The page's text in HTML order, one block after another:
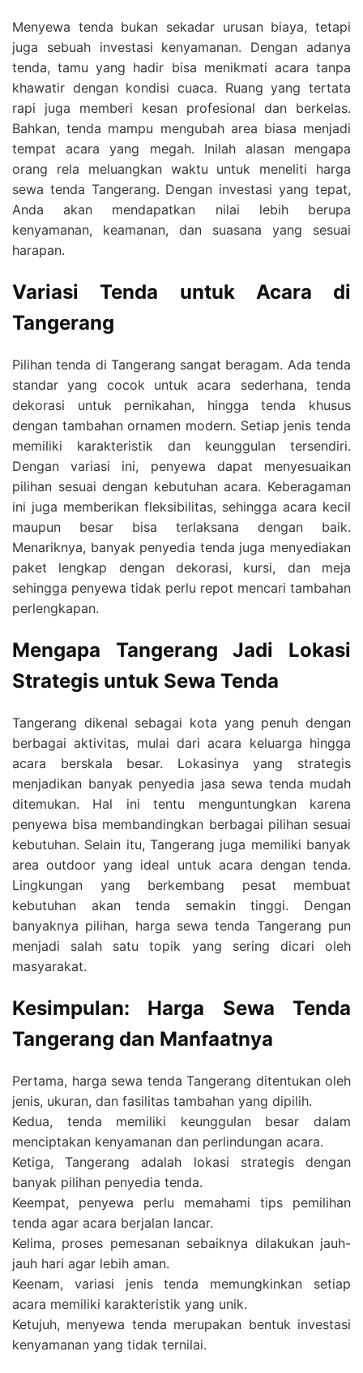
Menyewa tenda bukan sekadar urusan biaya, tetapi
juga sebuah investasi kenyamanan. Dengan adanya
tenda, tamu yang hadir bisa menikmati acara tanpa
khawatir dengan kondisi cuaca. Ruang yang tertata
rapi juga memberi kesan profesional dan berkelas.
Bahkan, tenda mampu mengubah area biasa menjadi
tempat acara yang megah. Inilah alasan mengapa
orang rela meluangkan waktu untuk meneliti harga
sewa tenda Tangerang. Dengan investasi yang tepat,
Anda akan mendapatkan nilai lebih berupa
kenyamanan, keamanan, dan suasana yang sesuai
harapan.
Variasi Tenda untuk Acara di
Tangerang
Pilihan tenda di Tangerang sangat beragam. Ada tenda
standar yang cocok untuk acara sederhana, tenda
dekorasi untuk pernikahan, hingga tenda khusus
dengan tambahan ornamen modern. Setiap jenis tenda
memiliki karakteristik dan keunggulan tersendiri.
Dengan variasi ini, penyewa dapat menyesuaikan
pilihan sesuai dengan kebutuhan acara. Keberagaman
ini juga memberikan fleksibilitas, sehingga acara kecil
maupun besar bisa terlaksana dengan baik.
Menariknya, banyak penyedia tenda juga menyediakan
paket lengkap dengan dekorasi, kursi, dan meja
sehingga penyewa tidak perlu repot mencari tambahan
perlengkapan.
Mengapa Tangerang Jadi Lokasi
Strategis untuk Sewa Tenda
Tangerang dikenal sebagai kota yang penuh dengan
berbagai aktivitas, mulai dari acara keluarga hingga
acara berskala besar. Lokasinya yang strategis
menjadikan banyak penyedia jasa sewa tenda mudah
ditemukan. Hal ini tentu menguntungkan karena
penyewa bisa membandingkan berbagai pilihan sesuai
kebutuhan. Selain itu, Tangerang juga memiliki banyak
area outdoor yang ideal untuk acara dengan tenda.
Lingkungan yang berkembang pesat membuat
kebutuhan akan tenda semakin tinggi. Dengan
banyaknya pilihan, harga sewa tenda Tangerang pun
menjadi salah satu topik yang sering dicari oleh
masyarakat.
Kesimpulan: Harga Sewa Tenda
Tangerang dan Manfaatnya
Pertama, harga sewa tenda Tangerang ditentukan oleh
jenis, ukuran, dan fasilitas tambahan yang dipilih.
Kedua, tenda memiliki keunggulan besar dalam
menciptakan kenyamanan dan perlindungan acara.
Ketiga, Tangerang adalah lokasi strategis dengan
banyak pilihan penyedia tenda.
Keempat, penyewa perlu memahami tips pemilihan
tenda agar acara berjalan lancar.
Kelima, proses pemesanan sebaiknya dilakukan jauh-
jauh hari agar lebih aman.
Keenam, variasi jenis tenda memungkinkan setiap
acara memiliki karakteristik yang unik.
Ketujuh, menyewa tenda merupakan bentuk investasi
kenyamanan yang tidak ternilai.